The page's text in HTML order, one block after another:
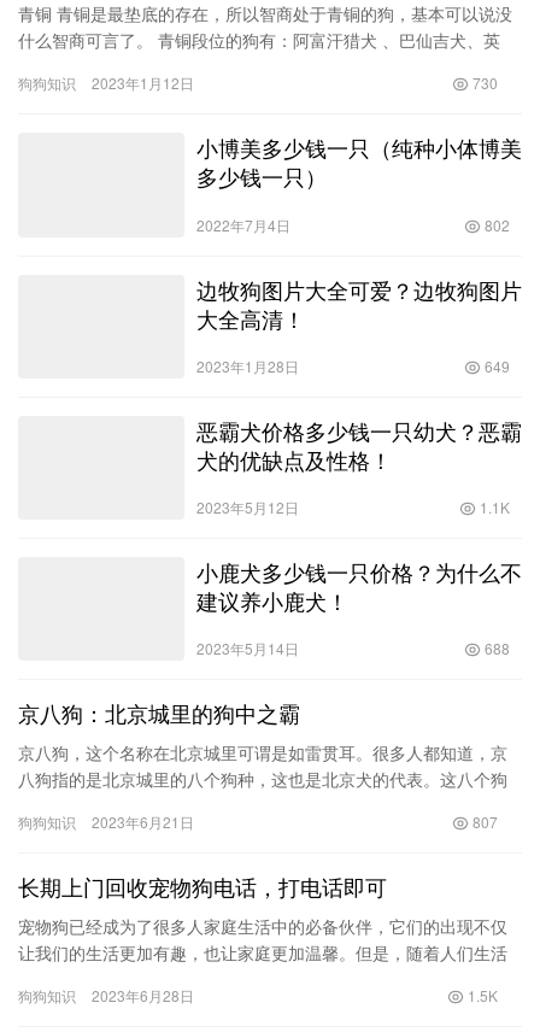
青铜 青铜是最垫底的存在，所以智商处于青铜的狗，基本可以说没
什么智商可言了。 青铜段位的狗有：阿富汗猎犬 、巴仙吉犬、英
犬…
狗狗知识 2023年1月12日 730
小博美多少钱一只（纯种小体博美
多少钱一只）
2022年7月4日 802
边牧狗图片大全可爱？边牧狗图片
大全高清！
2023年1月28日 649
恶霸犬价格多少钱一只幼犬？恶霸
犬的优缺点及性格！
2023年5月12日 1.1K
小鹿犬多少钱一只价格？为什么不
建议养小鹿犬！
2023年5月14日 688
京八狗：北京城里的狗中之霸
京八狗，这个名称在北京城里可谓是如雷贯耳。很多人都知道，京
八狗指的是北京城里的八个狗种，这也是北京犬的代表。这八个狗
这八个…
狗狗知识 2023年6月21日 807
长期上门回收宠物狗电话，打电话即可
宠物狗已经成为了很多人家庭生活中的必备伙伴，它们的出现不仅
让我们的生活更加有趣，也让家庭更加温馨。但是，随着人们生活
至不少…
狗狗知识 2023年6月28日 1.5K